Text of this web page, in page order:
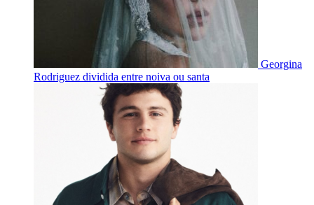
Georgina
Rodriguez dividida entre noiva ou santa